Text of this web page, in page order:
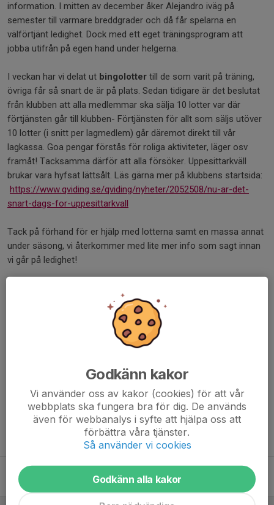
information. I mitten av december åker Alejandro iväg på
semester till varmare breddgrader och då får spelarna en
välförtjänt ledighet. Dock med ett eget träningsprogram att
jobba utifrån på egen hand under helgerna.
I veckan har vi delat ut bingolotter till de som varit på träning,
övriga får så snart de är på plats. Sedan tidigare är det beslutat
från klubben att alla medlemmar ska sälja 10 lotter var där
förtjänsten går till klubben- Förtjänsten för allt som säljs utöver
10 lotter (i snitt per lagmedlem) går däremot direkt till vår
lagkassa. Goa pengar förstås för roliga aktiviteter, läger osv
framåt! Tacksamma därför att alla försöker. Uppesittarkväll
brukar vara hyfsat lättsålt. Läs gärna mer på klubbens startsida:
https://www.qviding.se/qviding/nyheter/2052508/nu-ar-det-
snart-dags-for-uppesittarkvall
Tack på förhand för er hjälp med lotterna samt en massa annat
under säsong, vi återkommer med lite mer info som sagt innan
vi går på ledighet!
Tidigare nyheter
27 dec 2025 0
Godkänn kakor
Vi använder oss av kakor (cookies) för att vår
webbplats ska fungera bra för dig. De används
även för webbanalys i syfte att hjälpa oss att
förbättra våra tjänster.
Så använder vi cookies
Godkänn alla kakor